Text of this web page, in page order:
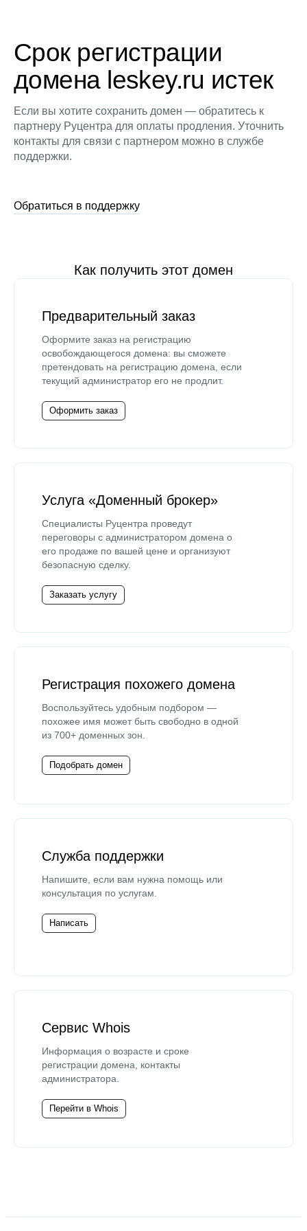
Срок регистрации
домена leskey.ru истек
Если вы хотите сохранить домен — обратитесь к
партнеру Руцентра для оплаты продления. Уточнить
контакты для связи с партнером можно в службе
поддержки.
Обратиться в поддержку
Как получить этот домен
Предварительный заказ
Оформите заказ на регистрацию
освобождающегося домена: вы сможете
претендовать на регистрацию домена, если
текущий администратор его не продлит.
Оформить заказ
Услуга «Доменный брокер»
Специалисты Руцентра проведут
переговоры с администратором домена о
его продаже по вашей цене и организуют
безопасную сделку.
Заказать услугу
Регистрация похожего домена
Воспользуйтесь удобным подбором —
похожее имя может быть свободно в одной
из 700+ доменных зон.
Подобрать домен
Служба поддержки
Напишите, если вам нужна помощь или
консультация по услугам.
Написать
Сервис Whois
Информация о возрасте и сроке
регистрации домена, контакты
администратора.
Перейти в Whois